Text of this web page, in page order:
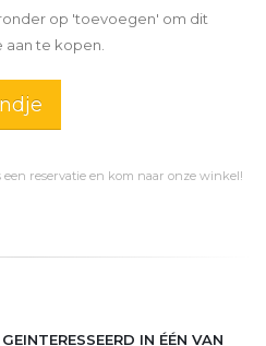
op 'toevoegen' om dit
te kopen.
reservatie en kom naar onze winkel!
IN ÉÉN VAN